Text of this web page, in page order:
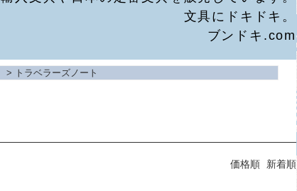
文具にドキドキ。
ブンドキ.com
> トラベラーズノート
価格順 新着順